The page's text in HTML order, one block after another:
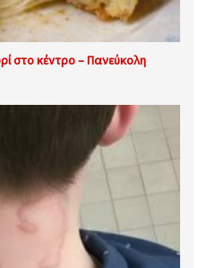
στο κέντρο – Πανεύκολη